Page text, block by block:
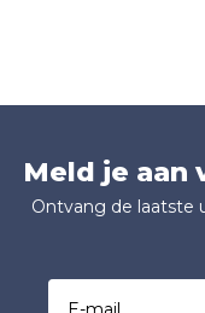
Meld je aan
Ontvang de laatste